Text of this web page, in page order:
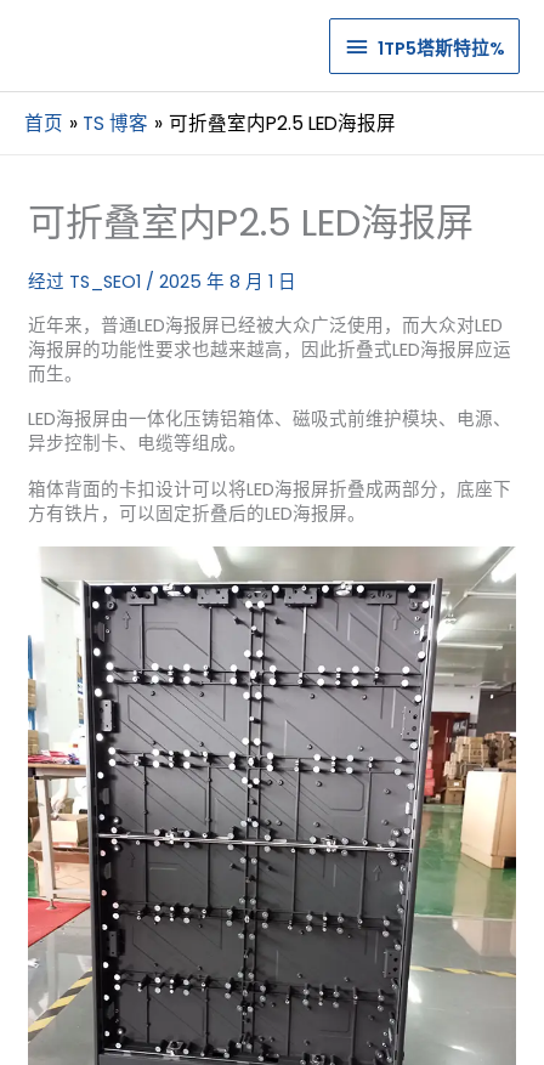
1TP5
塔
斯
拉%
1TP5塔斯特拉%
首页 TS 博客 可折叠室内P2.5 LED海报屏
可折叠室内P2.5 LED海报屏
经过 TS_SEO1 / 2025 年 8 月 1 日
近年来，普通LED海报屏已经被大众广泛使用，而大众对LED
海报屏的功能性要求也越来越高，因此折叠式LED海报屏应运
而生。
LED海报屏由一体化压铸铝箱体、磁吸式前维护模块、电源、
异步控制卡、电缆等组成。
箱体背面的卡扣设计可以将LED海报屏折叠成两部分，底座下
方有铁片，可以固定折叠后的LED海报屏。